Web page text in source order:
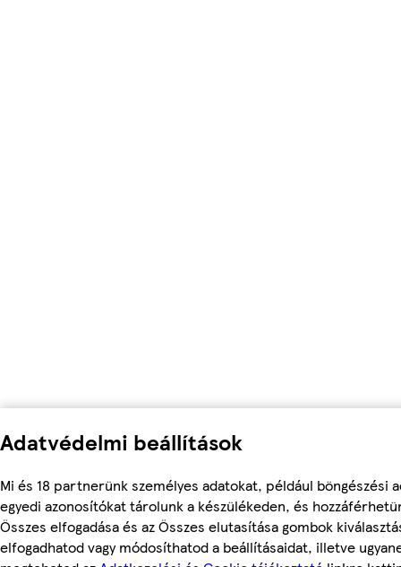
Adatvédelmi beállítások
Mi és 18 partnerünk személyes adatokat, például böngészési
egyedi azonosítókat tárolunk a készülékeden, és
Összes elfogadása és az Összes elutasítása gombok
elfogadhatod vagy módosíthatod a beállításaidat, illetve